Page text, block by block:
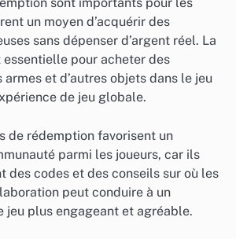
sont importants pour les
un moyen d’acquérir des
sans dépenser d’argent réel. La
pour acheter des
armes et d’autres objets dans le jeu
de jeu globale.
de rédemption favorisent un
parmi les joueurs, car ils
des codes et des conseils sur où les
peut conduire à un
jeu plus engageant et agréable.